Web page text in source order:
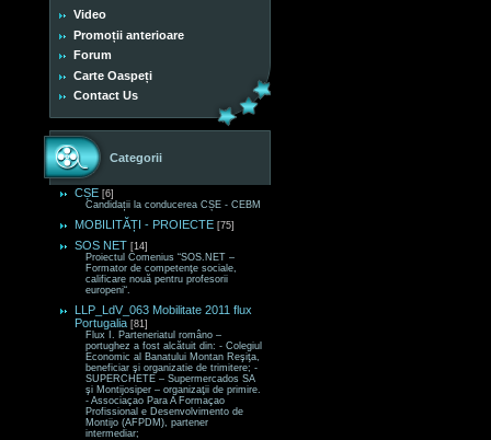
Video
Promoții anterioare
Forum
Carte Oaspeți
Contact Us
Categorii
CȘE [6]
Candidații la conducerea CȘE - CEBM
MOBILITĂȚI - PROIECTE [75]
SOS NET [14]
Proiectul Comenius “SOS.NET –
Formator de competenţe sociale,
calificare nouă pentru profesorii
europeni“.
LLP_LdV_063 Mobilitate 2011 flux
Portugalia [81]
Flux I. Parteneriatul româno –
portughez a fost alcătuit din: - Colegiul
Economic al Banatului Montan Reşiţa,
beneficiar şi organizatie de trimitere; -
SUPERCHETE – Supermercados SA
şi Montijosiper – organizaţii de primire.
- Associaçao Para A Formaçao
Profissional e Desenvolvimento de
Montijo (AFPDM), partener
intermediar;